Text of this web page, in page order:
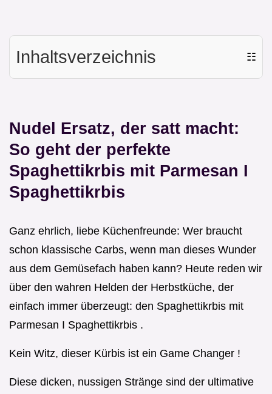
Inhaltsverzeichnis ☷
Nudel Ersatz, der satt macht:
So geht der perfekte
Spaghettikrbis mit Parmesan I
Spaghettikrbis
Ganz ehrlich, liebe Küchenfreunde: Wer braucht
schon klassische Carbs, wenn man dieses Wunder
aus dem Gemüsefach haben kann? Heute reden wir
über den wahren Helden der Herbstküche, der
einfach immer überzeugt: den Spaghettikrbis mit
Parmesan I Spaghettikrbis .
Kein Witz, dieser Kürbis ist ein Game Changer !
Diese dicken, nussigen Stränge sind der ultimative